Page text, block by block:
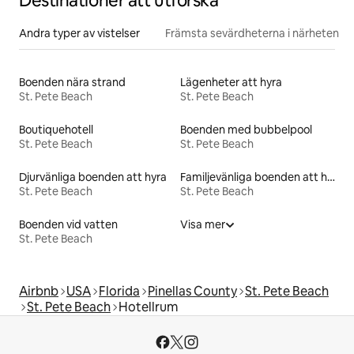
Andra typer av vistelser Främsta sevärdheterna i närheten
Boenden nära strand
St. Pete Beach
Lägenheter att hyra
St. Pete Beach
Boutiquehotell
St. Pete Beach
Boenden med bubbelpool
St. Pete Beach
Djurvänliga boenden att hyra
St. Pete Beach
Familjevänliga boenden att hyra
St. Pete Beach
Boenden vid vatten
St. Pete Beach
Visa mer
Airbnb USA Florida Pinellas County St. Pete Beach
St. Pete Beach Hotellrum